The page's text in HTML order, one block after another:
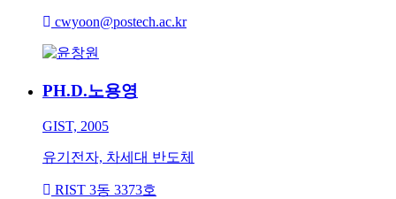
cwyoon@postech.ac.kr
PH.D.노용영
GIST, 2005
유기전자, 차세대 반도체
RIST 3동 3373호